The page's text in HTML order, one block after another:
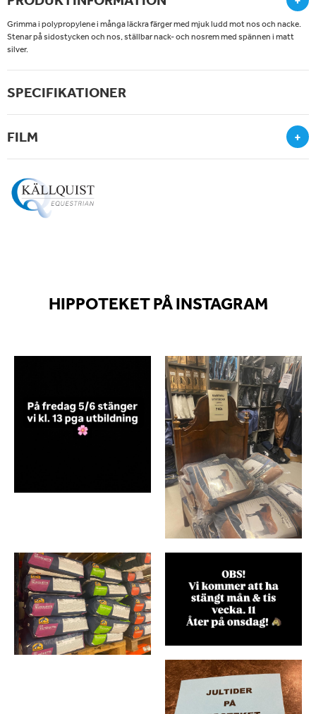
Grimma i polypropylene i många läckra färger med mjuk ludd mot nos och nacke.
Stenar på sidostycken och nos, ställbar nack- och nosrem med spännen i matt
silver.
SPECIFIKATIONER
FILM +
HIPPOTEKET PÅ INSTAGRAM